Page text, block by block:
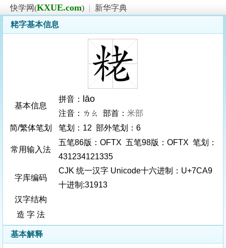
快学网(KXUE.com) |
新华字典
粩字基本信息
基本信息
拼音： lāo
注音：ㄌㄠ 部首： 米部
简/繁体笔划
笔划：12 部外笔划：6
常用输入法
五笔86版：OFTX 五笔98版：OFTX 笔划：
431234121335
字库编码
CJK 统一汉字 Unicode十六进制：U+7CA9
十进制:31913
汉字结构
造 字 法
基本解释